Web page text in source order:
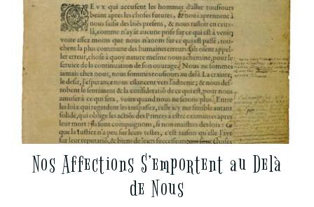
Nos Affections S’emportent au Delà
de Nous